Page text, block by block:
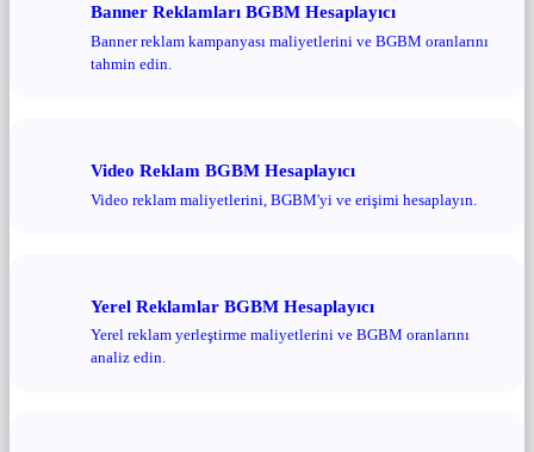
Banner Reklamları BGBM Hesaplayıcı
Banner reklam kampanyası maliyetlerini ve BGBM oranlarını
tahmin edin.
Video Reklam BGBM Hesaplayıcı
Video reklam maliyetlerini, BGBM'yi ve erişimi hesaplayın.
Yerel Reklamlar BGBM Hesaplayıcı
Yerel reklam yerleştirme maliyetlerini ve BGBM oranlarını
analiz edin.